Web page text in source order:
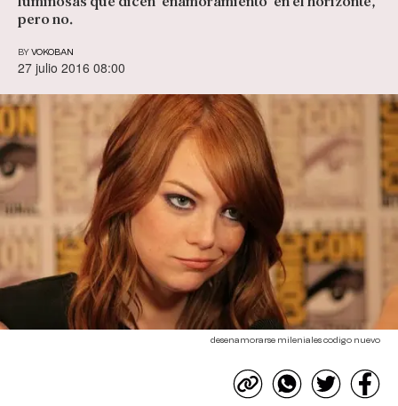
pero no.
BY VOKOBAN
27 julio 2016 08:00
desenamorarse mileniales codigo nuevo